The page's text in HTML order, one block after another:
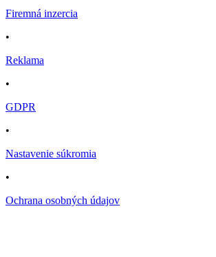
Firemná inzercia
•
Reklama
•
GDPR
•
Nastavenie súkromia
•
Ochrana osobných údajov